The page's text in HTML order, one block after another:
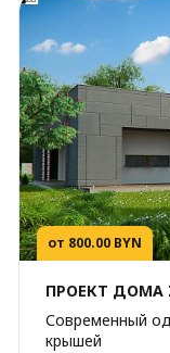
от 800.00 BYN
ПРОЕКТ ДОМА
Современный
крышей